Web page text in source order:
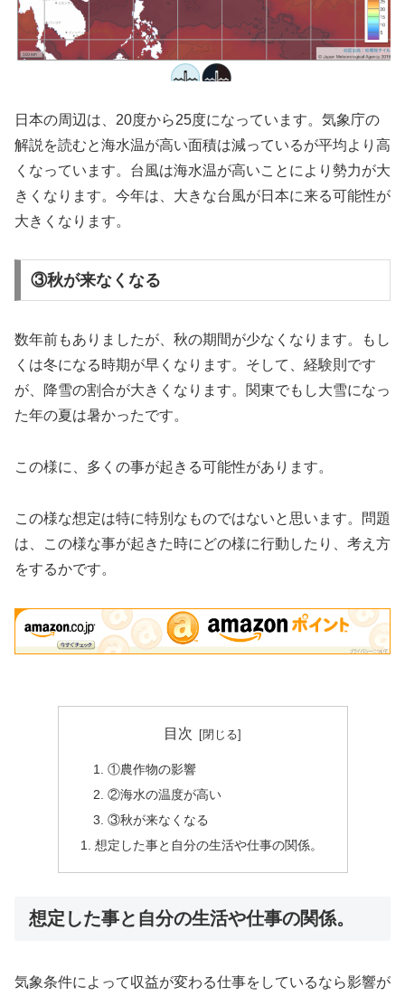
日本の周辺は、20度から25度になっています。気象庁の
解説を読むと海水温が高い面積は減っているが平均より高
くなっています。台風は海水温が高いことにより勢力が大
きくなります。今年は、大きな台風が日本に来る可能性が
大きくなります。
③秋が来なくなる
数年前もありましたが、秋の期間が少なくなります。もし
くは冬になる時期が早くなります。そして、経験則です
が、降雪の割合が大きくなります。関東でもし大雪になっ
た年の夏は暑かったです。
この様に、多くの事が起きる可能性があります。
この様な想定は特に特別なものではないと思います。問題
は、この様な事が起きた時にどの様に行動したり、考え方
をするかです。
目次
①農作物の影響
②海水の温度が高い
③秋が来なくなる
想定した事と自分の生活や仕事の関係。
想定した事と自分の生活や仕事の関係。
気象条件によって収益が変わる仕事をしているなら影響が